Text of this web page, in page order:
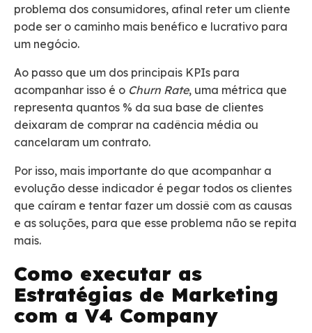
problema dos consumidores, afinal reter um cliente
pode ser o caminho mais benéfico e lucrativo para
um negócio.
Ao passo que um dos principais KPIs para
acompanhar isso é o Churn Rate, uma métrica que
representa quantos % da sua base de clientes
deixaram de comprar na cadência média ou
cancelaram um contrato.
Por isso, mais importante do que acompanhar a
evolução desse indicador é pegar todos os clientes
que caíram e tentar fazer um dossiê com as causas
e as soluções, para que esse problema não se repita
mais.
Como executar as
Estratégias de Marketing
com a V4 Company